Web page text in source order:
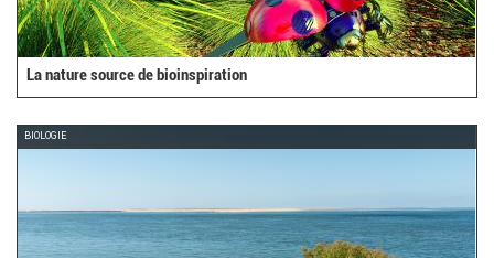
La nature source de bioinspiration
BIOLOGIE